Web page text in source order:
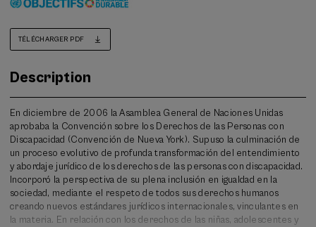
TÉLÉCHARGER PDF
Description
En diciembre de 2006 la Asamblea General de Naciones Unidas
aprobaba la Convención sobre los Derechos de las Personas con
Discapacidad (Convención de Nueva York). Supuso la culminación de
un proceso evolutivo de profunda transformación del entendimiento
y abordaje jurídico de los derechos de las personas con discapacidad.
Incorporó la perspectiva de su plena inclusión en igualdad en la
sociedad, mediante el respeto de todos sus derechos humanos
creando nuevos estándares jurídicos internacionales, vinculantes en
la materia. En relación con los derechos de las niñas, adolescentes y